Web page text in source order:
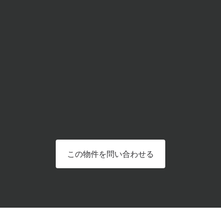
この物件を問い合わせる